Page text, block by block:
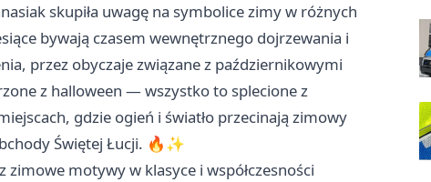
skupiła uwagę na symbolice zimy w różnych
bywają czasem wewnętrznego dojrzewania i
przez obyczaje związane z październikowymi
z halloween — wszystko to splecione z
gdzie ogień i światło przecinają zimowy
Świętej Łucji. 🔥✨
zimowe motywy w klasyce i współczesności